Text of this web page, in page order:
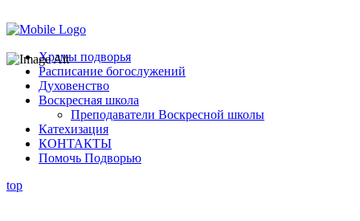
Храмы подворья
Расписание богослужений
Духовенство
Воскресная школа
Преподаватели Воскресной школы
Катехизация
КОНТАКТЫ
Помочь Подворью
top